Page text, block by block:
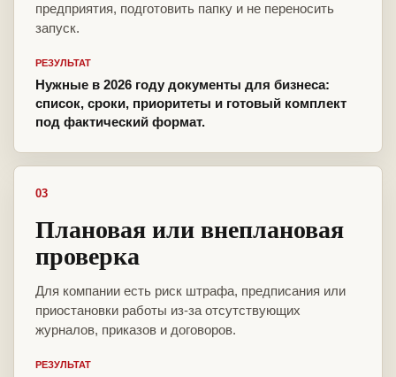
предприятия, подготовить папку и не переносить
запуск.
РЕЗУЛЬТАТ
Нужные в 2026 году документы для бизнеса:
список, сроки, приоритеты и готовый комплект
под фактический формат.
03
Плановая или внеплановая
проверка
Для компании есть риск штрафа, предписания или
приостановки работы из-за отсутствующих
журналов, приказов и договоров.
РЕЗУЛЬТАТ